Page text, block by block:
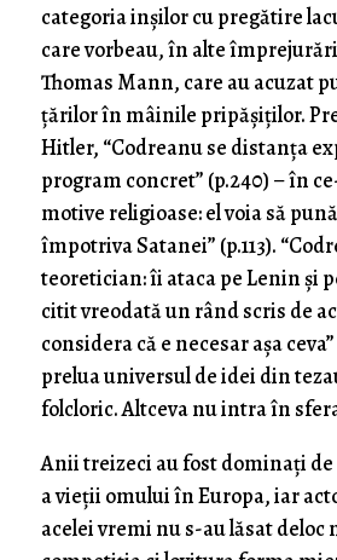
categoria inșilor cu pregătire
care vorbeau, în alte
Thomas Mann, care au acuzat
țărilor în mâinile pripășiților.
Hitler, “Codreanu se distanța
program concret” (p.240) – în
motive religioase: el voia să
împotriva Satanei” (p.113).
teoretician: îi ataca pe Lenin și
citit vreodată un rând scris de
considera că e necesar așa
prelua universul de idei din
folcloric. Altceva nu intra în
Anii treizeci au fost dominați
a vieții omului în Europa, iar
acelei vremi nu s-au lăsat deloc